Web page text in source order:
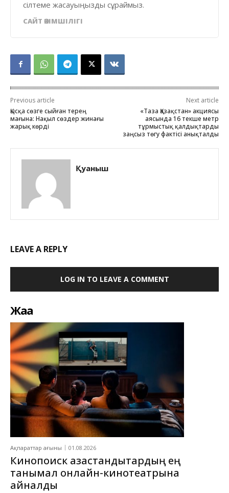
сілтеме жасауыңызды сұраймыз.
САЙТ ӘКІМШІЛІГІ
Previous article
Қысқа сөзге сыйған терең
мағына: Нақыл сөздер жинағы
жарық көрді
Next article
«Таза Қазақстан» акциясы
аясында 16 текше метр
тұрмыстық қалдықтарды
заңсыз төгу фактісі анықталды
Қуаныш
LEAVE A REPLY
LOG IN TO LEAVE A COMMENT
Жаңа
Ақпараттар ағыны 01.08.2026
Кинопоиск қазақстандықтардың ең
танымал онлайн-кинотеатрына
айналды